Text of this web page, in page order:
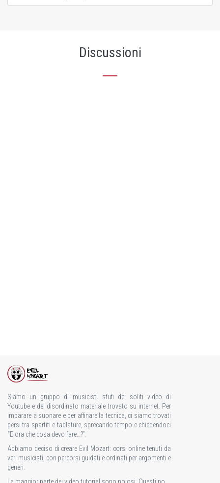
Discussioni
Siamo un gruppo di musicisti stufi dei soliti video di
Youtube e del disordinato materiale trovato su internet. Per
imparare a suonare e per affinare la tecnica, ci siamo trovati
persi tra spartiti e tablature, sprecando tempo e chiedendoci
“E ora che cosa devo fare…?”.
Abbiamo deciso di creare Evil Mozart: corsi online tenuti da
veri musicisti, con percorsi guidati e ordinati per argomenti e
generi.